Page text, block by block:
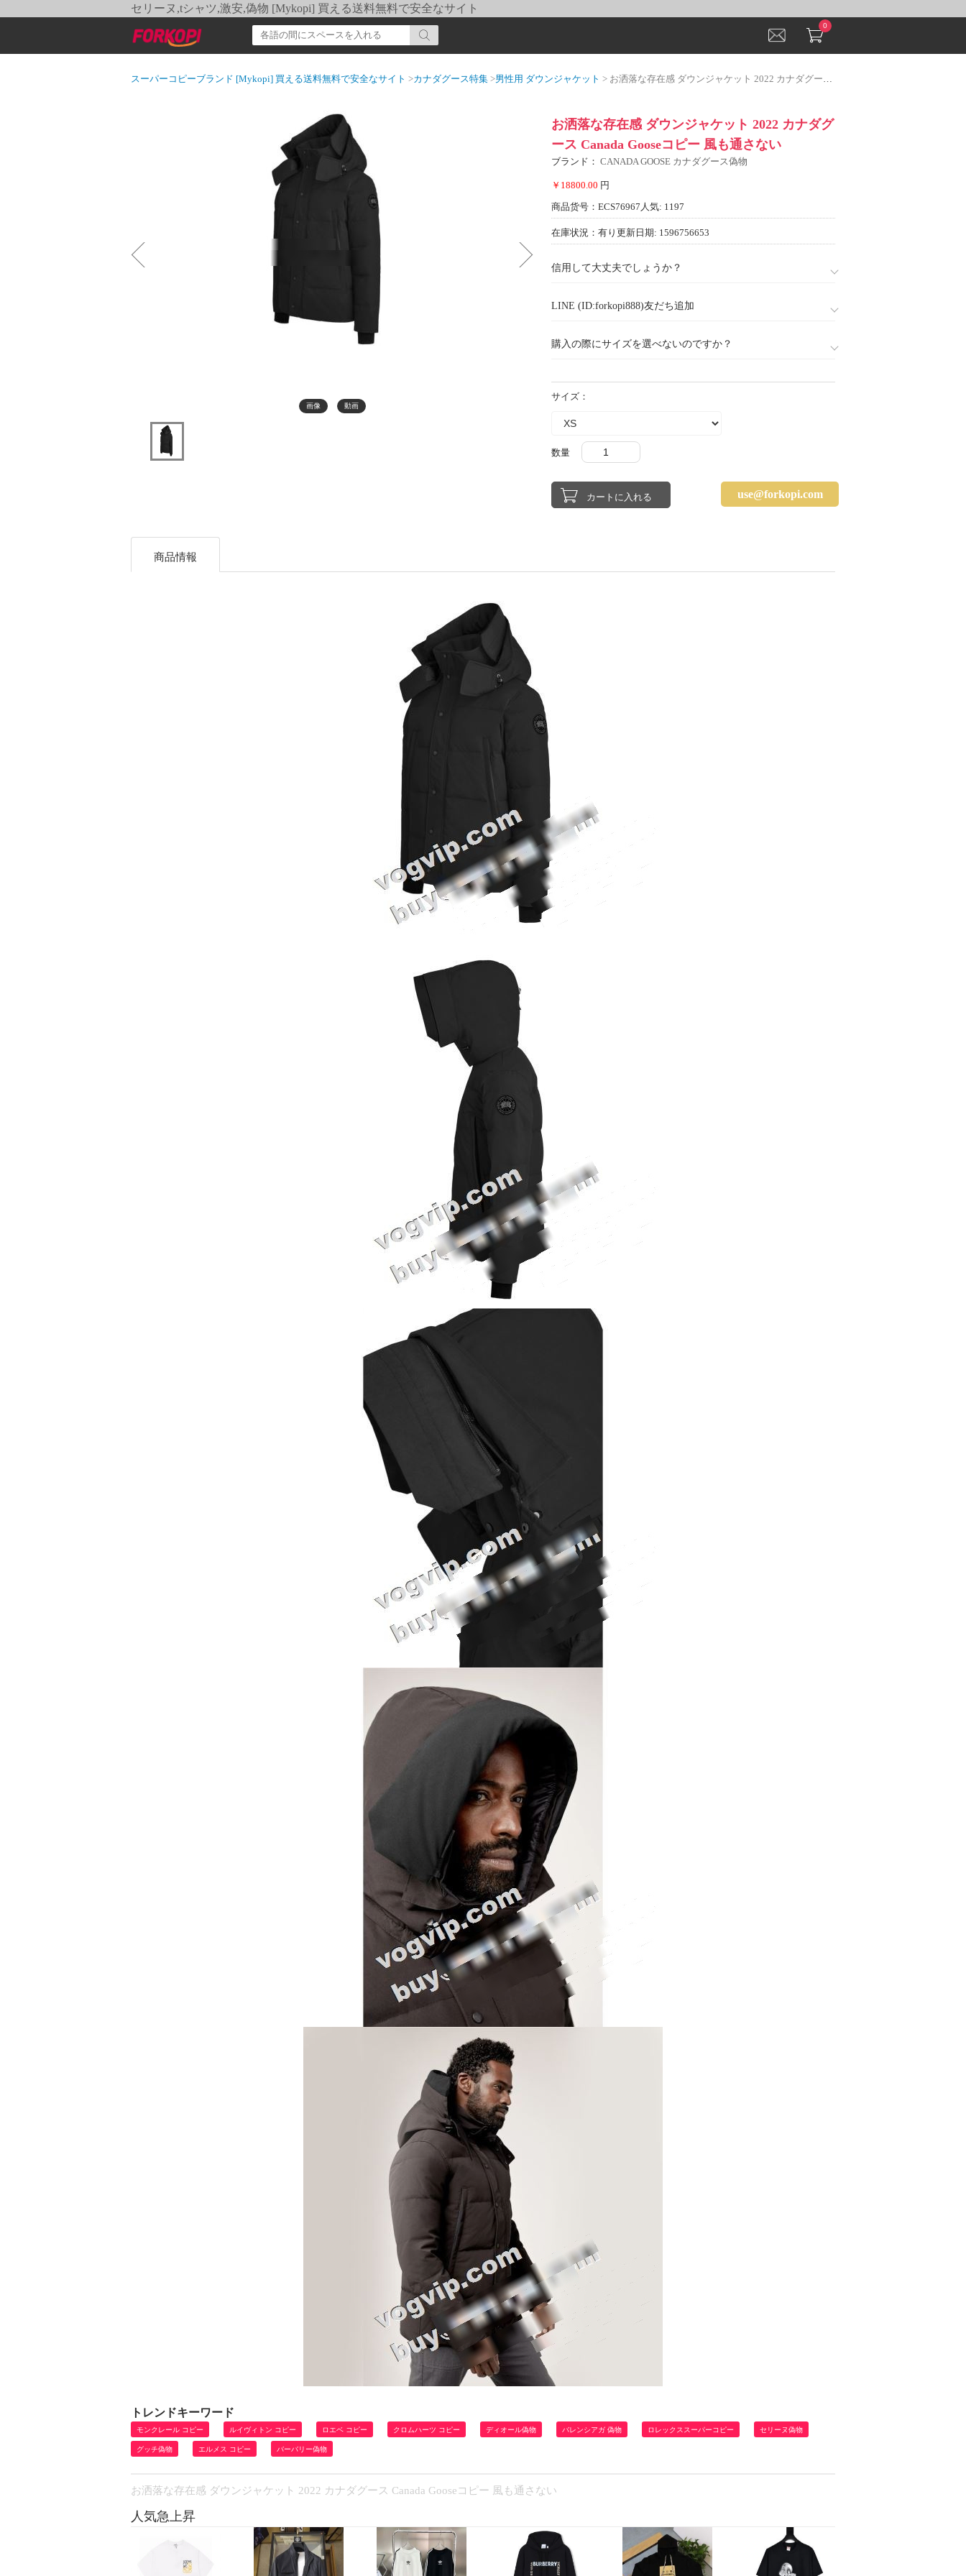
セリーヌ,tシャツ,激安,偽物 [Mykopi] 買える送料無料で安全なサイト
0
スーパーコピーブランド [Mykopi] 買える送料無料で安全なサイト >カナダグース特集 >男性用 ダウンジャケット > お洒落な存在感 ダウンジャケット 2022 カナダグース Canada Gooseコピー 風も通さない
画像 動画
お洒落な存在感 ダウンジャケット 2022 カナダグ
ース Canada Gooseコピー 風も通さない
ブランド： CANADA GOOSE カナダグース偽物
￥18800.00 円
商品货号：ECS76967 人気: 1197
在庫状況：有り 更新日期: 1596756653
信用して大丈夫でしょうか？
LINE (ID:forkopi888)友だち追加
購入の際にサイズを選べないのですか？
サイズ：
数量
use@forkopi.com
商品情報
トレンドキーワード
モンクレール コピー ルイヴィトン コピー ロエベ コピー クロムハーツ コピー ディオール偽物 バレンシアガ 偽物 ロレックススーパーコピー セリーヌ偽物
グッチ偽物 エルメス コピー バーバリー偽物
お洒落な存在感 ダウンジャケット 2022 カナダグース Canada Gooseコピー 風も通さない
人気急上昇